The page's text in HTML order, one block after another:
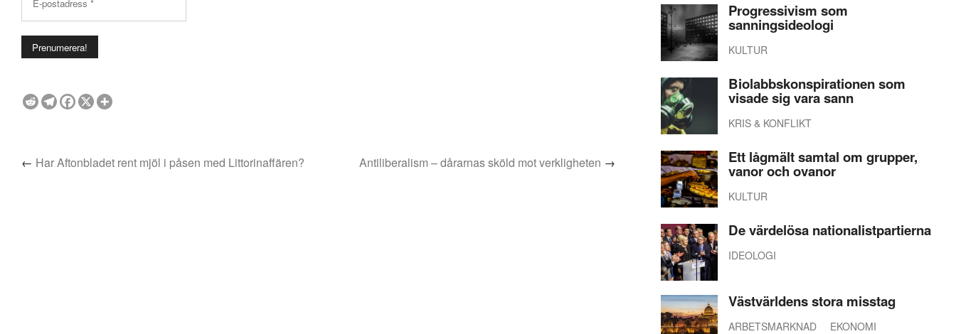
← Har Aftonbladet rent mjöl i påsen med Littorinaffären? Antiliberalism – dårarnas sköld mot verkligheten →
Progressivism som
sanningsideologi
KULTUR
Biolabbskonspirationen som
visade sig vara sann
KRIS & KONFLIKT
Ett lågmält samtal om grupper,
vanor och ovanor
KULTUR
De värdelösa nationalistpartierna
IDEOLOGI
Västvärldens stora misstag
ARBETSMARKNAD EKONOMI